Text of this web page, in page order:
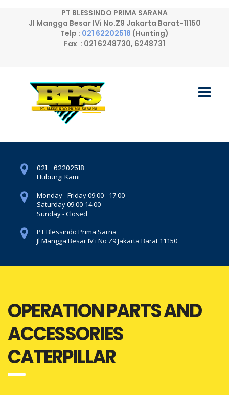
PT BLESSINDO PRIMA SARANA
Jl Mangga Besar IVi No.Z9 Jakarta Barat-11150
Telp : 021 62202518 (Hunting)
Fax : 021 6248730, 6248731
021 - 62202518
Hubungi Kami
Monday - Friday 09.00 - 17.00
Saturday 09.00-14.00
Sunday - Closed
PT Blessindo Prima Sarna
Jl Mangga Besar IV i No Z9 Jakarta Barat 11150
OPERATION PARTS AND
ACCESSORIES
CATERPILLAR